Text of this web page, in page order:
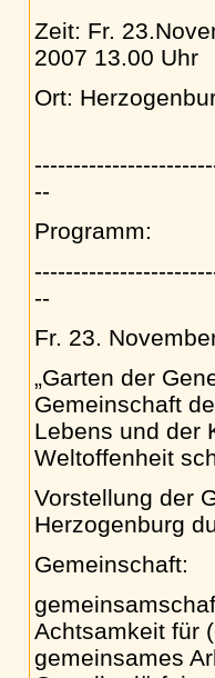
Zeit: Fr.
2007 13.00 Uhr
Ort:
--
Programm:
--
Fr. 23.
„Garten der
Gemeinschaft
Lebens und der
Weltoffenheit
Vorstellung der
Herzogenburg
Gemeinschaft:
Achtsamkeit für
gemeinsames